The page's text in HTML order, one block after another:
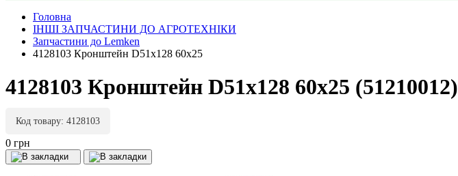
Головна
ІНШІ ЗАПЧАСТИНИ ДО АГРОТЕХНІКИ
Запчастини до Lemken
4128103 Кронштейн D51x128 60x25
4128103 Кронштейн D51x128 60x25 (51210012)
Код товару: 4128103
0 грн